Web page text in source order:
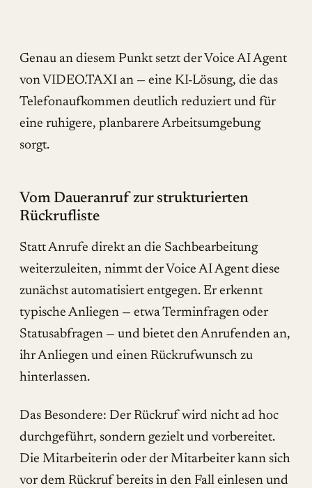
Referenzen
Blog
Kontakt
Log in
Beratung
Genau an diesem Punkt setzt der Voice AI Agent
von VIDEO.TAXI an — eine KI-Lösung, die das
Telefonaufkommen deutlich reduziert und für
eine ruhigere, planbarere Arbeitsumgebung
sorgt.
Vom Daueranruf zur strukturierten
Rückrufliste
Statt Anrufe direkt an die Sachbearbeitung
weiterzuleiten, nimmt der Voice AI Agent diese
zunächst automatisiert entgegen. Er erkennt
typische Anliegen — etwa Terminfragen oder
Statusabfragen — und bietet den Anrufenden an,
ihr Anliegen und einen Rückrufwunsch zu
hinterlassen.
Das Besondere: Der Rückruf wird nicht ad hoc
durchgeführt, sondern gezielt und vorbereitet.
Die Mitarbeiterin oder der Mitarbeiter kann sich
vor dem Rückruf bereits in den Fall einlesen und